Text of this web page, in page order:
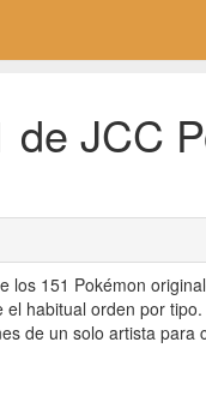
JCC
los 151 Pokémon
habitual orden por tipo.
de un solo artista para